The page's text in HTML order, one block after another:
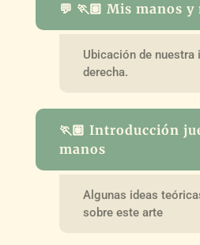
💬 🏃🏽 Mis manos
Ubicación de nuestra
derecha.
🏃🏽 Introducción
manos
Algunas ideas
sobre este arte